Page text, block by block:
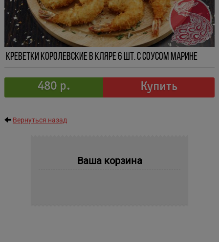
Креветки королевские в кляре 6 шт. с соусом марине
480 р. Купить
Вернуться назад
Ваша корзина